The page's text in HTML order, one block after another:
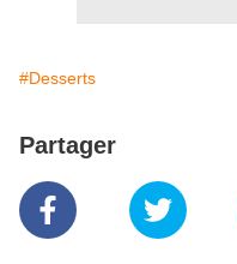
#Desserts
Partager